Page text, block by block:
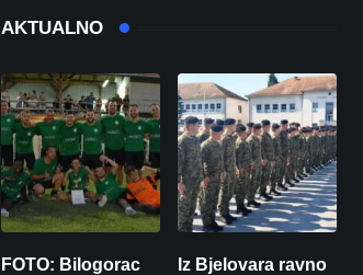
AKTUALNO
FOTO: Bilogorac
Iz Bjelovara ravno